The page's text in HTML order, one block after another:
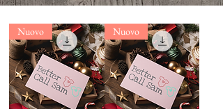
Nuovo Nuovo